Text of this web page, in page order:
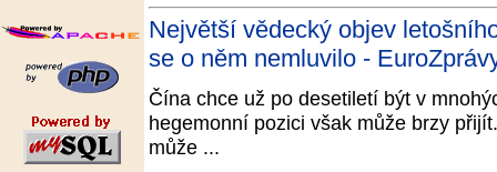
Největší vědecký objev
se o něm nemluvilo -
Čína chce už po desetiletí být v
hegemonní pozici však může brzy
může ...